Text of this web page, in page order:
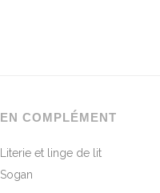
EN COMPLÉMENT
Literie et linge de lit
Sogan